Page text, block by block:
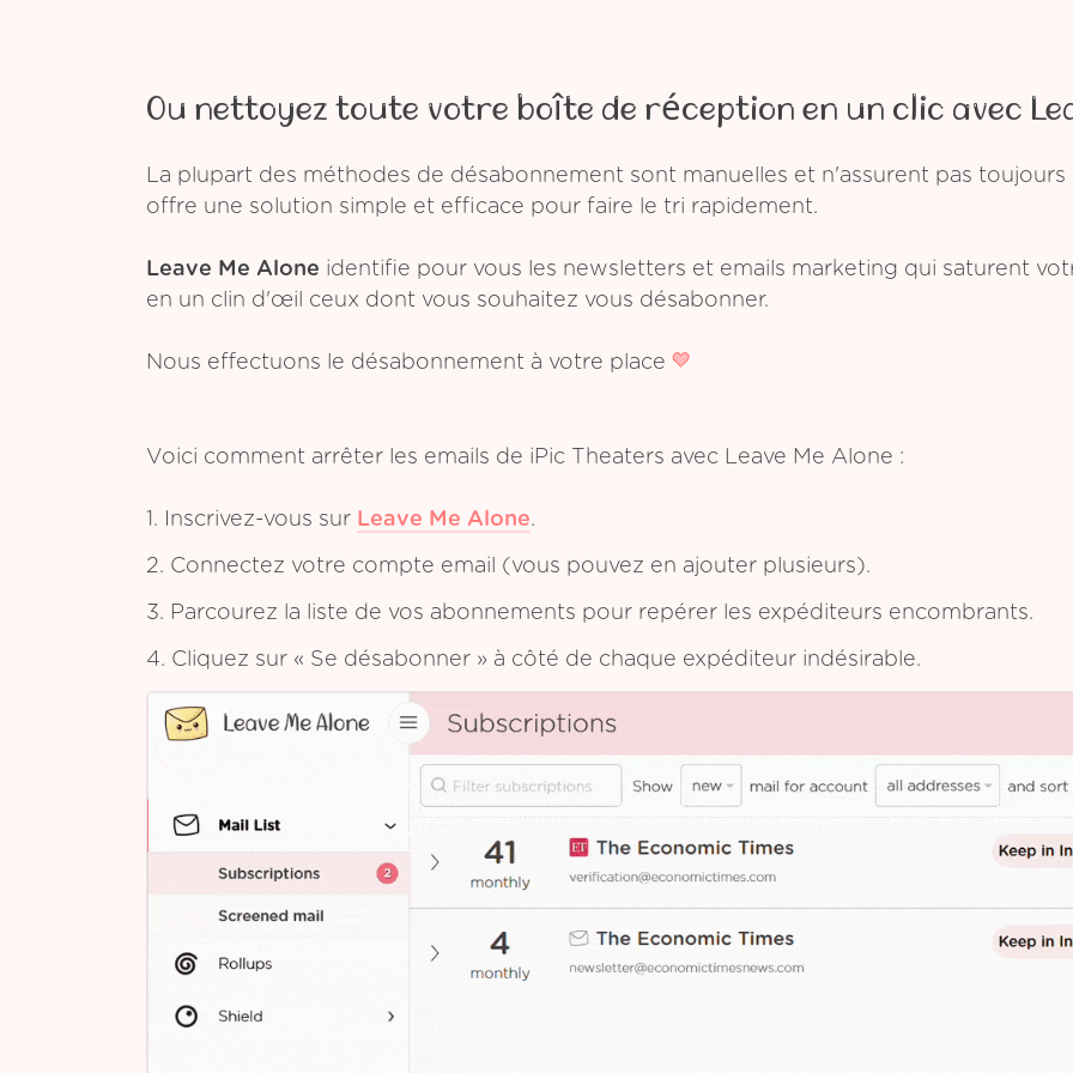
Ou nettoyez toute votre boîte de réception en un clic avec
La plupart des méthodes de désabonnement sont manuelles et n'assurent pas
offre une solution simple et efficace pour faire le tri rapidement.
Leave Me Alone identifie pour vous les newsletters et emails marketing qui saturent
en un clin d'œil ceux dont vous souhaitez vous désabonner.
Nous effectuons le désabonnement à votre place
Voici comment arrêter les emails de iPic Theaters avec Leave Me Alone :
1. Inscrivez-vous sur Leave Me Alone.
2. Connectez votre compte email (vous pouvez en ajouter plusieurs).
3. Parcourez la liste de vos abonnements pour repérer les expéditeurs encombrants.
4. Cliquez sur « Se désabonner » à côté de chaque expéditeur indésirable.